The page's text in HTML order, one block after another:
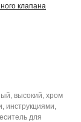
клапана
высокий, хром
инструкциями,
для